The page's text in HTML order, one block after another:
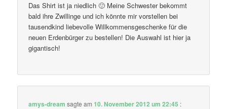
Das Shirt ist ja niedlich 🙂 Meine Schwester bekommt
bald ihre Zwillinge und ich könnte mir vorstellen bei
tausendkind liebevolle Willkommensgeschenke für die
neuen Erdenbürger zu bestellen! Die Auswahl ist hier ja
gigantisch!
amys-dream sagte am10. November 2012 um 22:45 :